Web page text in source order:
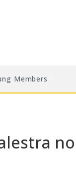
Members